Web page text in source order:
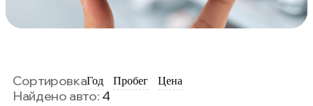
СортировкаГод Пробег Цена
Найдено авто: 4